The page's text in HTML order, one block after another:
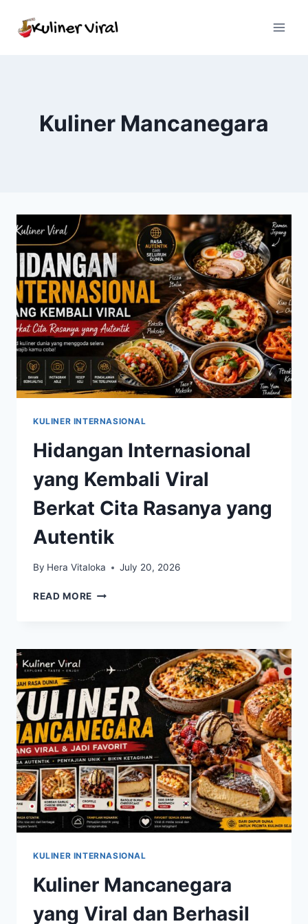
Kuliner Mancanegara
KULINER INTERNASIONAL
Hidangan Internasional
yang Kembali Viral
Berkat Cita Rasanya yang
Autentik
By Hera Vitaloka July 20, 2026
READ MORE HIDANGAN
VIRAL
BERKAT
CITA
RASANYA
YANG
AUTENTIK
KULINER INTERNASIONAL
Kuliner Mancanegara
yang Viral dan Berhasil